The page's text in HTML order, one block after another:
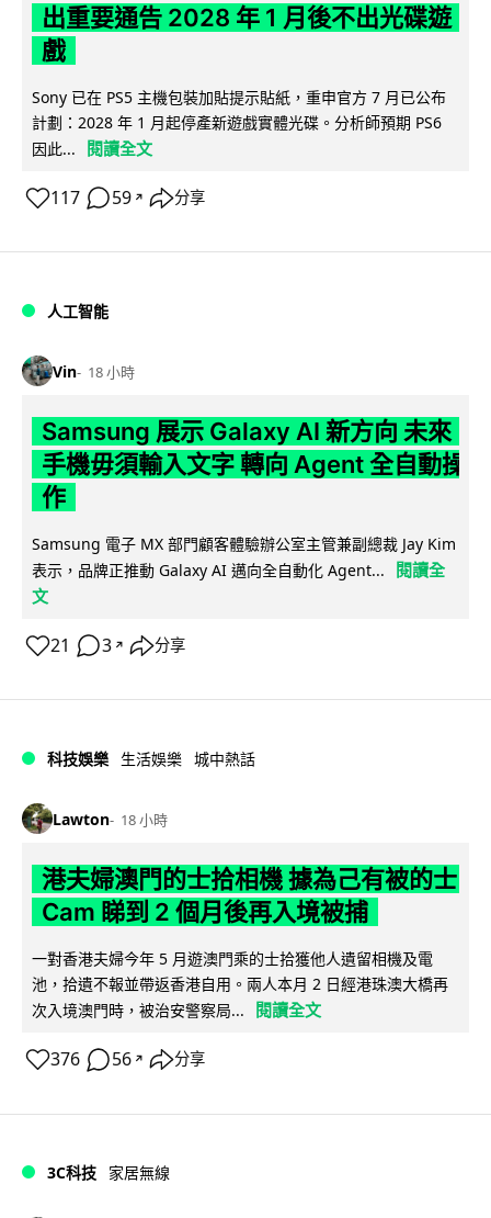
出重要通告 2028 年 1 月後不出光碟遊
戲
Sony 已在 PS5 主機包裝加貼提示貼紙，重申官方 7 月已公布
計劃：2028 年 1 月起停產新遊戲實體光碟。分析師預期 PS6
因此...
閱讀全文
117 59 ↗ 分享
人工智能
Vin 18 小時
Samsung 展示 Galaxy AI 新方向 未來
手機毋須輸入文字 轉向 Agent 全自動操
作
Samsung 電子 MX 部門顧客體驗辦公室主管兼副總裁 Jay Kim
表示，品牌正推動 Galaxy AI 邁向全自動化 Agent...
閱讀全
文
21 3 ↗ 分享
科技娛樂 生活娛樂 城中熱話
Lawton 18 小時
港夫婦澳門的士拾相機 據為己有被的士
Cam 睇到 2 個月後再入境被捕
一對香港夫婦今年 5 月遊澳門乘的士拾獲他人遺留相機及電
池，拾遺不報並帶返香港自用。兩人本月 2 日經港珠澳大橋再
次入境澳門時，被治安警察局...
閱讀全文
376 56 ↗ 分享
3C科技 家居無線